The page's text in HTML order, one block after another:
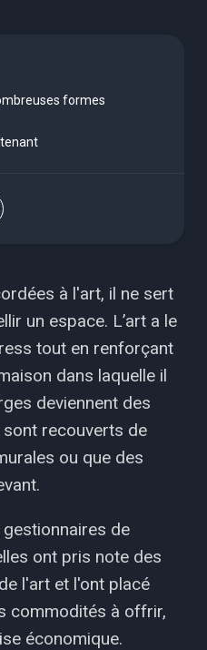
formes
à l'art, il ne sert
un espace. L’art a le
tout en renforçant
dans laquelle il
deviennent des
recouverts de
ou que des
de
ont pris note des
l'art et l'ont placé
commodités à offrir,
économique.